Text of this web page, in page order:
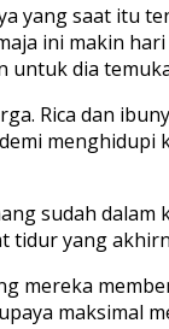
yang saat
ini makin
dia
Rica dan
sudah
yang
mereka
maksimal